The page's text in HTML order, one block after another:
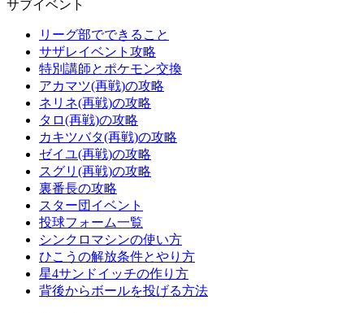
サブイベント
リーグ部でできること
サザレイベント攻略
特別講師とポケモン交換
アカマツ(再戦)の攻略
ネリネ(再戦)の攻略
タロ(再戦)の攻略
カキツバタ(再戦)の攻略
ゼイユ(再戦)の攻略
スグリ(再戦)の攻略
裏番長の攻略
スター団イベント
投球フォーム一覧
シンクロマシンの使い方
ひこうの解放条件とやり方
星4サンドイッチの作り方
背後からボールを投げる方法